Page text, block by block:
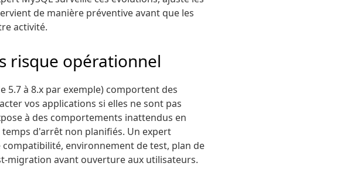
de manière préventive avant que les
activité.
risque opérationnel
5.7 à 8.x par exemple) comportent des
vos applications si elles ne sont pas
à des comportements inattendus en
d'arrêt non planifiés. Un expert
environnement de test, plan de
migration avant ouverture aux utilisateurs.